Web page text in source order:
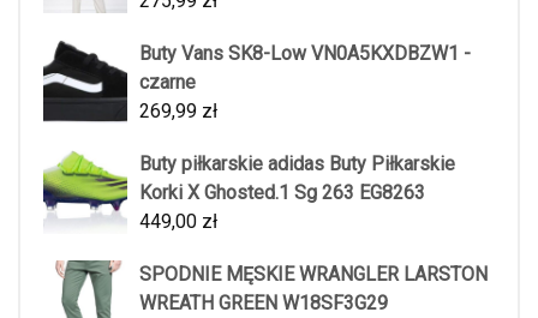
Buty Vans SK8-Low VN0A5KXDBZW1 -
czarne
269,99 zł
Buty piłkarskie adidas Buty Piłkarskie
Korki X Ghosted.1 Sg 263 EG8263
449,00 zł
SPODNIE MĘSKIE WRANGLER LARSTON
WREATH GREEN W18SF3G29